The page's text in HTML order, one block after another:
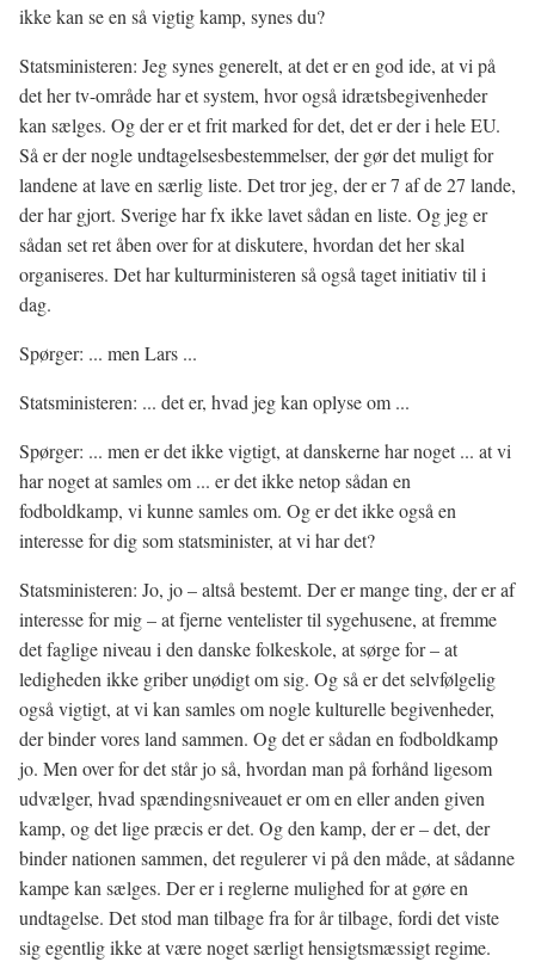
ikke kan se en så vigtig kamp, synes du?
Statsministeren: Jeg synes generelt, at det er en god ide, at vi på
det her tv-område har et system, hvor også idrætsbegivenheder
kan sælges. Og der er et frit marked for det, det er der i hele EU.
Så er der nogle undtagelsesbestemmelser, der gør det muligt for
landene at lave en særlig liste. Det tror jeg, der er 7 af de 27 lande,
der har gjort. Sverige har fx ikke lavet sådan en liste. Og jeg er
sådan set ret åben over for at diskutere, hvordan det her skal
organiseres. Det har kulturministeren så også taget initiativ til i
dag.
Spørger: ... men Lars ...
Statsministeren: ... det er, hvad jeg kan oplyse om ...
Spørger: ... men er det ikke vigtigt, at danskerne har noget ... at vi
har noget at samles om ... er det ikke netop sådan en
fodboldkamp, vi kunne samles om. Og er det ikke også en
interesse for dig som statsminister, at vi har det?
Statsministeren: Jo, jo – altså bestemt. Der er mange ting, der er af
interesse for mig – at fjerne ventelister til sygehusene, at fremme
det faglige niveau i den danske folkeskole, at sørge for – at
ledigheden ikke griber unødigt om sig. Og så er det selvfølgelig
også vigtigt, at vi kan samles om nogle kulturelle begivenheder,
der binder vores land sammen. Og det er sådan en fodboldkamp
jo. Men over for det står jo så, hvordan man på forhånd ligesom
udvælger, hvad spændingsniveauet er om en eller anden given
kamp, og det lige præcis er det. Og den kamp, der er – det, der
binder nationen sammen, det regulerer vi på den måde, at sådanne
kampe kan sælges. Der er i reglerne mulighed for at gøre en
undtagelse. Det stod man tilbage fra for år tilbage, fordi det viste
sig egentlig ikke at være noget særligt hensigtsmæssigt regime.